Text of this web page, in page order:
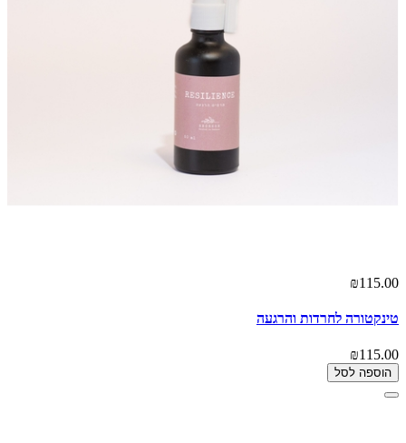
₪115.00
טינקטורה לחרדות והרגעה
₪115.00
הוספה לסל